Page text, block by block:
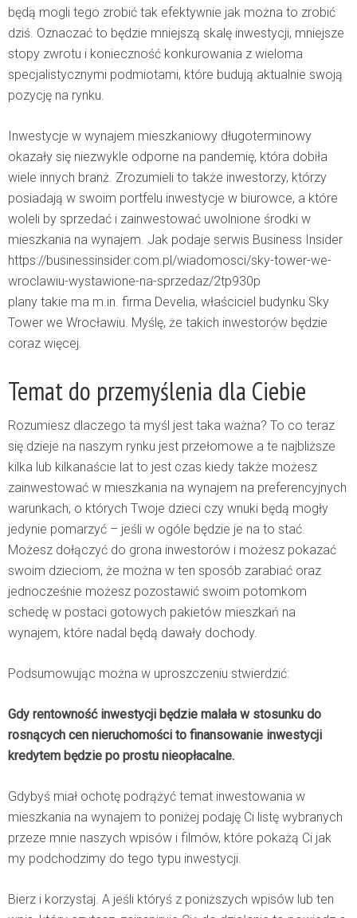
będą mogli tego zrobić tak efektywnie jak można to zrobić
dziś. Oznaczać to będzie mniejszą skalę inwestycji, mniejsze
stopy zwrotu i konieczność konkurowania z wieloma
specjalistycznymi podmiotami, które budują aktualnie swoją
pozycję na rynku.
Inwestycje w wynajem mieszkaniowy długoterminowy
okazały się niezwykle odporne na pandemię, która dobiła
wiele innych branż. Zrozumieli to także inwestorzy, którzy
posiadają w swoim portfelu inwestycje w biurowce, a które
woleli by sprzedać i zainwestować uwolnione środki w
mieszkania na wynajem. Jak podaje serwis Business Insider
https://businessinsider.com.pl/wiadomosci/sky-tower-we-
wroclawiu-wystawione-na-sprzedaz/2tp930p
plany takie ma m.in. firma Develia, właściciel budynku Sky
Tower we Wrocławiu. Myślę, że takich inwestorów będzie
coraz więcej.
Temat do przemyślenia dla Ciebie
Rozumiesz dlaczego ta myśl jest taka ważna? To co teraz
się dzieje na naszym rynku jest przełomowe a te najbliższe
kilka lub kilkanaście lat to jest czas kiedy także możesz
zainwestować w mieszkania na wynajem na preferencyjnych
warunkach, o których Twoje dzieci czy wnuki będą mogły
jedynie pomarzyć – jeśli w ogóle będzie je na to stać.
Możesz dołączyć do grona inwestorów i możesz pokazać
swoim dzieciom, że można w ten sposób zarabiać oraz
jednocześnie możesz pozostawić swoim potomkom
schedę w postaci gotowych pakietów mieszkań na
wynajem, które nadal będą dawały dochody.
Podsumowując można w uproszczeniu stwierdzić:
Gdy rentowność inwestycji będzie malała w stosunku do
rosnących cen nieruchomości to finansowanie inwestycji
kredytem będzie po prostu nieopłacalne.
Gdybyś miał ochotę podrążyć temat inwestowania w
mieszkania na wynajem to poniżej podaję Ci listę wybranych
przeze mnie naszych wpisów i filmów, które pokażą Ci jak
my podchodzimy do tego typu inwestycji.
Bierz i korzystaj. A jeśli któryś z poniższych wpisów lub ten